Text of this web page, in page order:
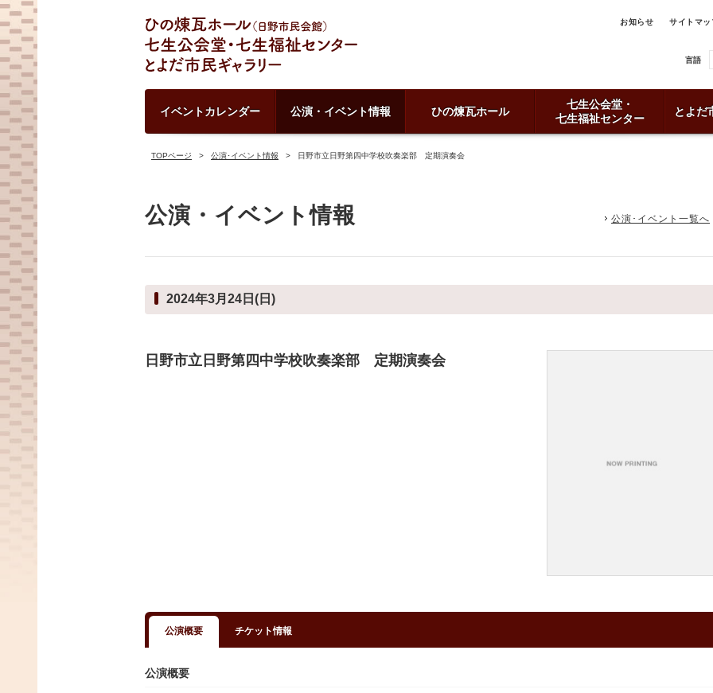
お知らせ サイトマッ
言語
イベントカレンダー 公演・イベント情報 ひの煉瓦ホール
七生公会堂・
七生福祉センター
とよだ
TOPページ 公演･イベント情報 日野市立日野第四中学校吹奏楽部 定期演奏会
公演・イベント情報 公演･イベント一覧へ
2024年3月24日(日)
日野市立日野第四中学校吹奏楽部 定期演奏会
公演概要 チケット情報
公演概要